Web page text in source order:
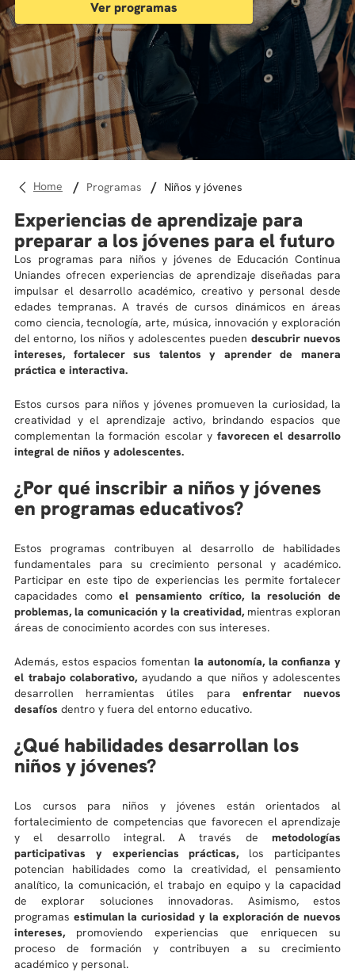
Ver programas
programas niños y jóvenes
Experiencias de aprendizaje para
preparar a los jóvenes para el futuro
Los programas para niños y jóvenes de Educación Continua
Uniandes ofrecen experiencias de aprendizaje diseñadas para
impulsar el desarrollo académico, creativo y personal desde
edades tempranas. A través de cursos dinámicos en áreas
como ciencia, tecnología, arte, música, innovación y exploración
del entorno, los niños y adolescentes pueden descubrir nuevos
intereses, fortalecer sus talentos y aprender de manera
práctica e interactiva.
Estos cursos para niños y jóvenes promueven la curiosidad, la
creatividad y el aprendizaje activo, brindando espacios que
complementan la formación escolar y favorecen el desarrollo
integral de niños y adolescentes.
¿Por qué inscribir a niños y jóvenes
en programas educativos?
Estos programas contribuyen al desarrollo de habilidades
fundamentales para su crecimiento personal y académico.
Participar en este tipo de experiencias les permite fortalecer
capacidades comoel pensamiento crítico, la resolución de
problemas, la comunicación y la creatividad, mientras exploran
áreas de conocimiento acordes con sus intereses.
Además, estos espacios fomentan la autonomía, la confianza y
el trabajo colaborativo, ayudando a que niños y adolescentes
desarrollen herramientas útiles para enfrentar nuevos
desafíos dentro y fuera del entorno educativo.
¿Qué habilidades desarrollan los
niños y jóvenes?
Los cursos para niños y jóvenes están orientados al
fortalecimiento de competencias que favorecen el aprendizaje
y el desarrollo integral. A través demetodologías
participativas y experiencias prácticas, los participantes
potencian habilidades como la creatividad, el pensamiento
analítico, la comunicación, el trabajo en equipo y la capacidad
de explorar soluciones innovadoras. Asimismo, estos
programas estimulan la curiosidad y la exploración de nuevos
intereses,promoviendo experiencias que enriquecen su
proceso de formación y contribuyen a su crecimiento
académico y personal.